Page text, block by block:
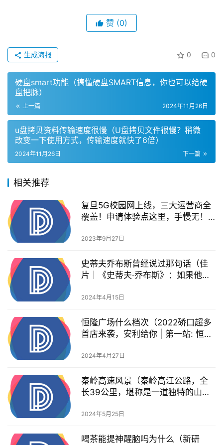
赞 (0)
0 0
生成海报
硬盘smart功能（搞懂硬盘SMART信息，你也可以给硬
盘把脉）
上一篇 2024年11月26日
u盘拷贝资料传输速度很慢（U盘拷贝文件很慢？稍微
改变一下使用方式，传输速度就快了6倍）
下一篇
2024年11月26日
相关推荐
复旦5G校园网上线，三大运营商全
覆盖！申请体验点这里，手慢无！|
2023年9月27日
史蒂夫乔布斯曾经说过那句话（佳
片｜《史蒂夫·乔布斯》：如果他是
2024年4月15日
恒隆广场什么档次（2022硚口超多
首店来袭，安利给你 | 第一站: 恒隆
2024年4月27日
秦岭高速风景（秦岭高江公路，全
长39公里，堪称是一道独特的山区
2024年5月25日
喝茶能提神醒脑吗为什么（新研